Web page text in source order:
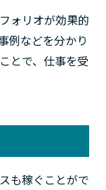
ォリオが効果的
例などを分かり
とで、仕事を受
も稼ぐことがで